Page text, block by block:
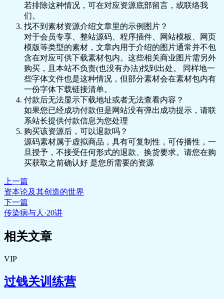
若排除这种情况，可在对应资源底部留言，或联络我
们。
找不到素材资源介绍文章里的示例图片？
对于会员专享、整站源码、程序插件、网站模板、网页
模版等类型的素材，文章内用于介绍的图片通常并不包
含在对应可供下载素材包内。这些相关商业图片需另外
购买，且本站不负责(也没有办法)找到出处。 同样地一
些字体文件也是这种情况，但部分素材会在素材包内有
一份字体下载链接清单。
付款后无法显示下载地址或者无法查看内容？
如果您已经成功付款但是网站没有弹出成功提示，请联
系站长提供付款信息为您处理
购买该资源后，可以退款吗？
源码素材属于虚拟商品，具有可复制性，可传播性，一
旦授予，不接受任何形式的退款、换货要求。请您在购
买获取之前确认好 是您所需要的资源
上一篇
资本论及其创造的世界
下一篇
传染病与人·20讲
相关文章
VIP
过钱关训练营